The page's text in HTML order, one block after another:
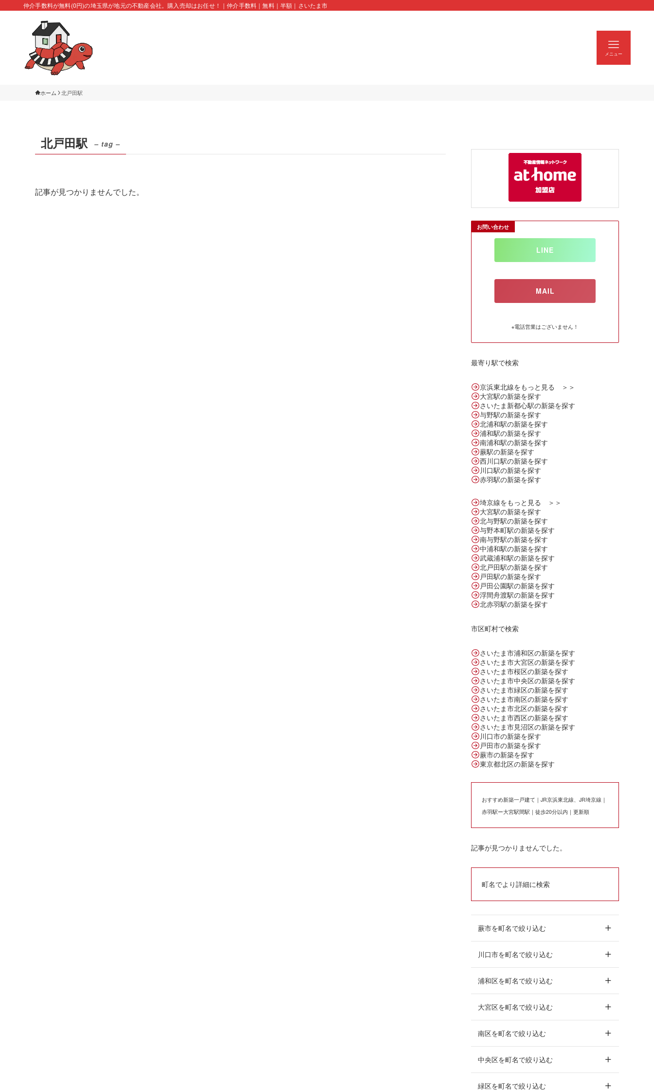
仲介手数料が無料(0円)の埼玉県が地元の不動産会社。購入売却はお任せ！｜仲介手数料｜無料｜半額｜さいたま市｜川口市｜蕨市｜久喜市｜スモトクホーム | スモトクホーム
メニュー
ホーム 北戸田駅
北戸田駅 – tag –
記事が見つかりませんでした。
お問い合わせ
LINE
MAIL
※電話営業はございません！
最寄り駅で検索
京浜東北線をもっと見る ＞＞
大宮駅の新築を探す
さいたま新都心駅の新築を探す
与野駅の新築を探す
北浦和駅の新築を探す
浦和駅の新築を探す
南浦和駅の新築を探す
蕨駅の新築を探す
西川口駅の新築を探す
川口駅の新築を探す
赤羽駅の新築を探す
埼京線をもっと見る ＞＞
大宮駅の新築を探す
北与野駅の新築を探す
与野本町駅の新築を探す
南与野駅の新築を探す
中浦和駅の新築を探す
武蔵浦和駅の新築を探す
北戸田駅の新築を探す
戸田駅の新築を探す
戸田公園駅の新築を探す
浮間舟渡駅の新築を探す
北赤羽駅の新築を探す
市区町村で検索
さいたま市浦和区の新築を探す
さいたま市大宮区の新築を探す
さいたま市桜区の新築を探す
さいたま市中央区の新築を探す
さいたま市緑区の新築を探す
さいたま市南区の新築を探す
さいたま市北区の新築を探す
さいたま市西区の新築を探す
さいたま市見沼区の新築を探す
川口市の新築を探す
戸田市の新築を探す
蕨市の新築を探す
東京都北区の新築を探す
おすすめ新築一戸建て｜JR京浜東北線、JR埼京線｜
赤羽駅ー大宮駅間駅｜徒歩20分以内｜更新順
記事が見つかりませんでした。
町名でより詳細に検索
蕨市を町名で絞り込む
川口市を町名で絞り込む
浦和区を町名で絞り込む
大宮区を町名で絞り込む
南区を町名で絞り込む
中央区を町名で絞り込む
緑区を町名で絞り込む